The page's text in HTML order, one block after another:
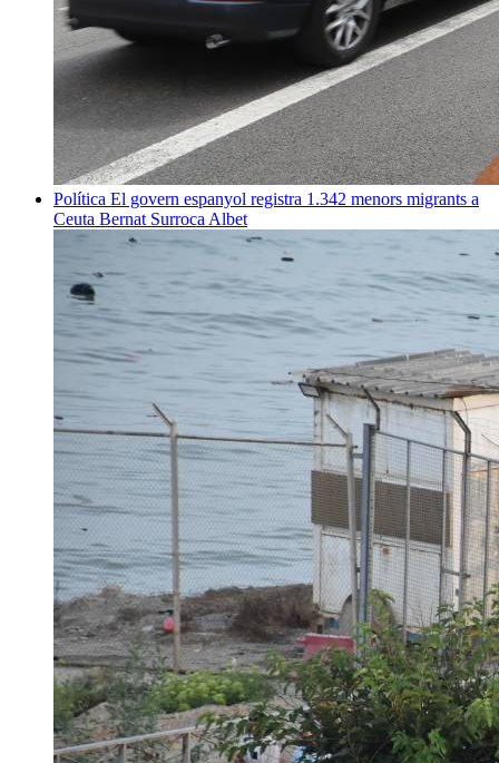
Política El govern espanyol registra 1.342 menors migrants a
Ceuta Bernat Surroca Albet